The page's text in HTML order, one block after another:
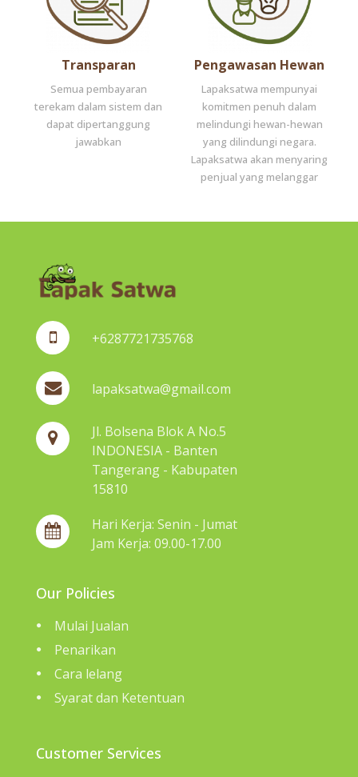
Transparan
Semua pembayaran
terekam dalam sistem dan
dapat dipertanggung
jawabkan
Pengawasan Hewan
Lapaksatwa mempunyai
komitmen penuh dalam
melindungi hewan-hewan
yang dilindungi negara.
Lapaksatwa akan menyaring
penjual yang melanggar
+6287721735768
lapaksatwa@gmail.com
Jl. Bolsena Blok A No.5
INDONESIA - Banten
Tangerang - Kabupaten
15810
Hari Kerja: Senin - Jumat
Jam Kerja: 09.00-17.00
Our Policies
Mulai Jualan
Penarikan
Cara lelang
Syarat dan Ketentuan
Customer Services